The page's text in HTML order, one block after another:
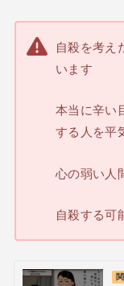
自殺を考え
います
本当に辛い
する人を平
心の弱い人
自殺する可